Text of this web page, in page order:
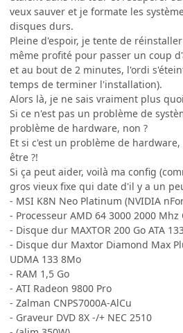
veux sauver et je formate les
disques durs.
Pleine d'espoir, je tente de réinstaller
même profité pour passer un coup
et au bout de 2 minutes, l'ordi
temps de terminer l'installation).
Alors là, je ne sais vraiment plus
Si ce n'est pas un problème de
problème de hardware, non ?
Et si c'est un problème de
être ?!
Si ça peut aider, voilà ma config
gros vieux fixe qui date d'il y a un
- MSI K8N Neo Platinum (NVIDIA
- Processeur AMD 64 3000 2000 Mhz
- Disque dur MAXTOR 200 Go ATA
- Disque dur Maxtor Diamond Max
UDMA 133 8Mo
- RAM 1,5 Go
- ATI Radeon 9800 Pro
- Zalman CNPS7000A-AlCu
- Graveur DVD 8X -/+ NEC 2510